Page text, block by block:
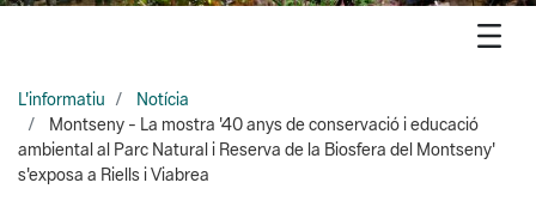
L'informatiu
Notícia
Montseny - La mostra '40 anys de conservació i educació
s'exposa a Riells i Viabrea
MontsenyAborda el Montseny com a escola